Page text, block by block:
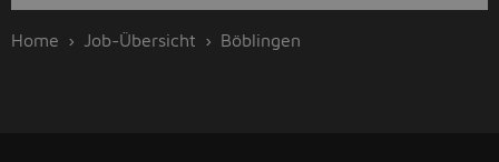
Home Job-Übersicht Böblingen